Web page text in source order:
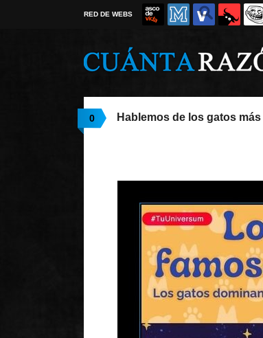
RED DE WEBS
0 Hablemos de los gatos